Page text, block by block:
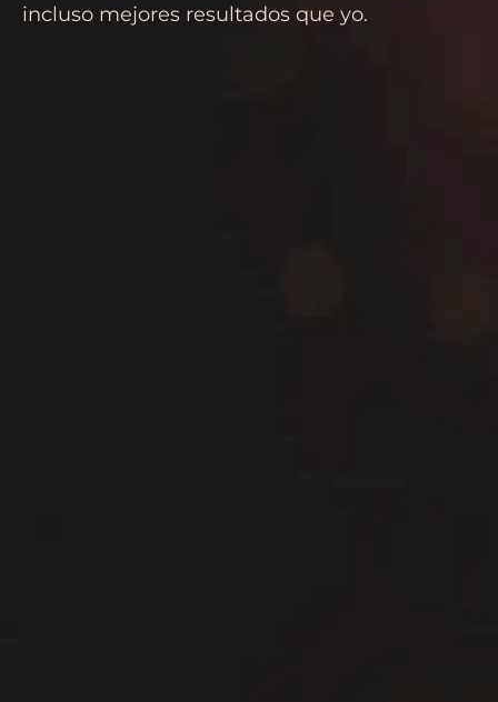
incluso mejores resultados que yo.